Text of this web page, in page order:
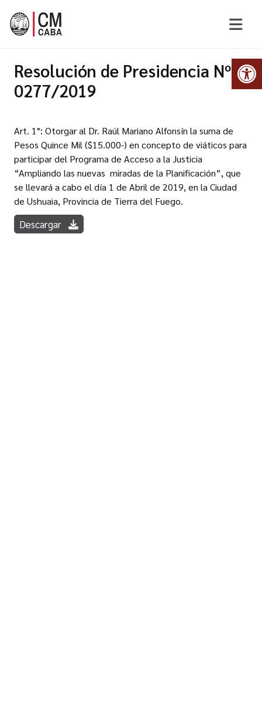
Resolución de Presidencia Nº
0277/2019
Art. 1°: Otorgar al Dr. Raúl Mariano Alfonsín la suma de
Pesos Quince Mil ($15.000-) en concepto de viáticos para
participar del Programa de Acceso a la Justicia
“Ampliando las nuevas miradas de la Planificación”, que
se llevará a cabo el día 1 de Abril de 2019, en la Ciudad
de Ushuaia, Provincia de Tierra del Fuego.
Descargar